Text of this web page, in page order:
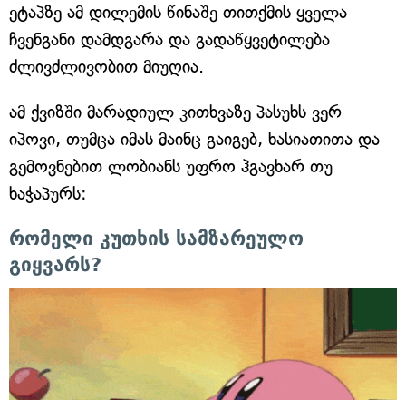
ეტაპზე ამ დილემის წინაშე თითქმის ყველა
ჩვენგანი დამდგარა და გადაწყვეტილება
ძლივძლივობით მიუღია.
ამ ქვიზში მარადიულ კითხვაზე პასუხს ვერ
იპოვი, თუმცა იმას მაინც გაიგებ, ხასიათითა და
გემოვნებით ლობიანს უფრო ჰგავხარ თუ
ხაჭაპურს:
რომელი კუთხის სამზარეულო
გიყვარს?